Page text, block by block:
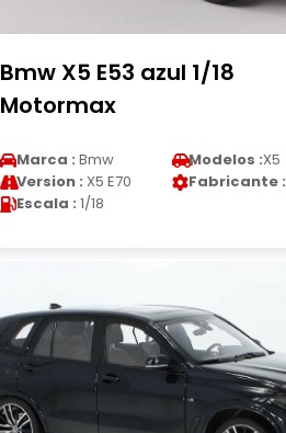
Bmw X5 E53 azul 1/18
Motormax
Marca : Bmw Modelos :X5
Version : X5 E70 Fabricante :
Escala : 1/18